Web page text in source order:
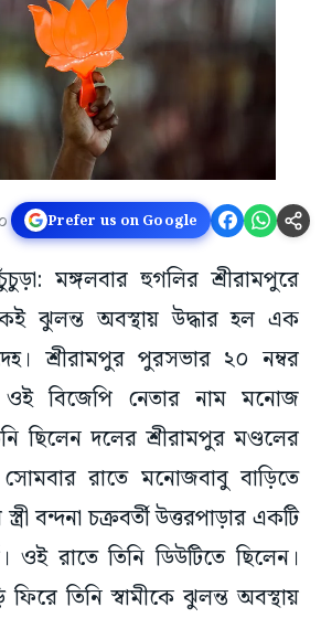
Prefer us on Google
মঙ্গলবার হুগলির শ্রীরামপুরে
ঝুলন্ত অবস্থায় উদ্ধার হল এক
শ্রীরামপুর পুরসভার ২০ নম্বর
ওই বিজেপি নেতার নাম মনোজ
ছিলেন দলের শ্রীরামপুর মণ্ডলের
রাতে মনোজবাবু বাড়িতে
বন্দনা চক্রবর্তী উত্তরপাড়ার একটি
ওই রাতে তিনি ডিউটিতে ছিলেন।
তিনি স্বামীকে ঝুলন্ত অবস্থায়